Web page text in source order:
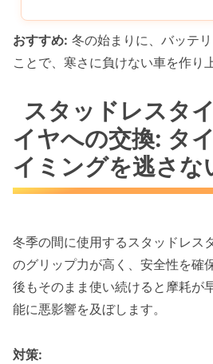
おすすめ: 冬の始まりに、バッテ
ことで、寒さに負けない車を作り
スタッドレスタ
イヤへの交換: タ
イミングを逃さな
冬季の間に使用するスタッドレス
のグリップ力が高く、安全性を確
後もそのまま使い続けると摩耗が
能に悪影響を及ぼします。
対策: